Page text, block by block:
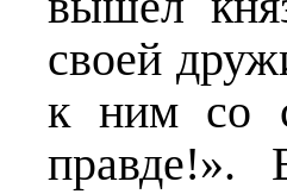
своей
к ним со
правде!».